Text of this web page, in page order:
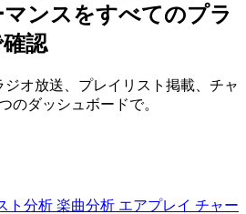
ンスをすべてのプラ
認
オ放送、プレイリスト掲載、チャ
のダッシュボードで。
ト分析 楽曲分析 エアプレイ チャー